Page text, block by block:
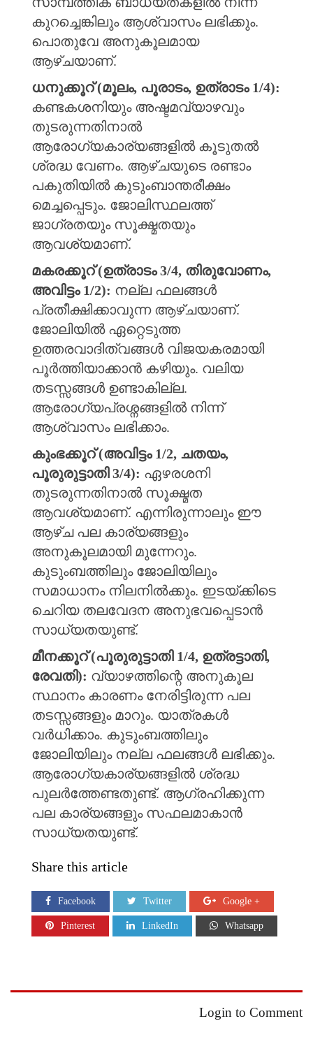
കുറച്ചെങ്കിലും ആശ്വാസം ലഭിക്കും.
പൊതുവേ അനുകൂലമായ
ആഴ്ചയാണ്.
ധനുക്കൂറ് (മൂലം, പൂരാടം, ഉത്രാടം 1/4):
കണ്ടകശനിയും അഷ്ടമവ്യാഴവും
തുടരുന്നതിനാൽ
ആരോഗ്യകാര്യങ്ങളിൽ കൂടുതൽ
ശ്രദ്ധ വേണം. ആഴ്ചയുടെ രണ്ടാം
പകുതിയിൽ കുടുംബാന്തരീക്ഷം
മെച്ചപ്പെടും. ജോലിസ്ഥലത്ത്
ജാഗ്രതയും സൂക്ഷ്മതയും
ആവശ്യമാണ്.
മകരക്കൂറ് (ഉത്രാടം 3/4, തിരുവോണം,
അവിട്ടം 1/2): നല്ല ഫലങ്ങൾ
പ്രതീക്ഷിക്കാവുന്ന ആഴ്ചയാണ്.
ജോലിയിൽ ഏറ്റെടുത്ത
ഉത്തരവാദിത്വങ്ങൾ വിജയകരമായി
പൂർത്തിയാക്കാൻ കഴിയും. വലിയ
തടസ്സങ്ങൾ ഉണ്ടാകില്ല.
ആരോഗ്യപ്രശ്നങ്ങളിൽ നിന്ന്
ആശ്വാസം ലഭിക്കാം.
കുംഭക്കൂറ് (അവിട്ടം 1/2, ചതയം,
പൂരുരുട്ടാതി 3/4): ഏഴരശനി
തുടരുന്നതിനാൽ സൂക്ഷ്മത
ആവശ്യമാണ്. എന്നിരുന്നാലും ഈ
ആഴ്ച പല കാര്യങ്ങളും
അനുകൂലമായി മുന്നേറും.
കുടുംബത്തിലും ജോലിയിലും
സമാധാനം നിലനിൽക്കും. ഇടയ്ക്കിടെ
ചെറിയ തലവേദന അനുഭവപ്പെടാൻ
സാധ്യതയുണ്ട്.
മീനക്കൂറ് (പൂരുരുട്ടാതി 1/4, ഉത്രട്ടാതി,
രേവതി): വ്യാഴത്തിന്റെ അനുകൂല
സ്ഥാനം കാരണം നേരിട്ടിരുന്ന പല
തടസ്സങ്ങളും മാറും. യാത്രകൾ
വർധിക്കാം. കുടുംബത്തിലും
ജോലിയിലും നല്ല ഫലങ്ങൾ ലഭിക്കും.
ആരോഗ്യകാര്യങ്ങളിൽ ശ്രദ്ധ
പുലർത്തേണ്ടതുണ്ട്. ആഗ്രഹിക്കുന്ന
പല കാര്യങ്ങളും സഫലമാകാൻ
സാധ്യതയുണ്ട്.
Share this article
Facebook Twitter Google +
Pinterest LinkedIn Whatsapp
Login to Comment